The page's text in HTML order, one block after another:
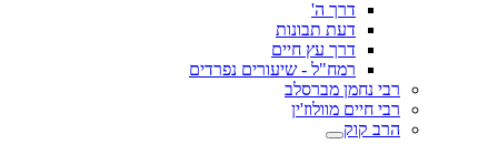
דרך ה'
דעת תבונות
דרך עץ חיים
רמח"ל - שיעורים נפרדים
רבי נחמן מברסלב
רבי חיים מוולוז'ין
הרב קוק